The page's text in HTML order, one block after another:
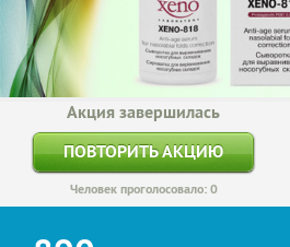
Акция завершилась
ПОВТОРИТЬ АКЦИЮ
Человек проголосовало: 0